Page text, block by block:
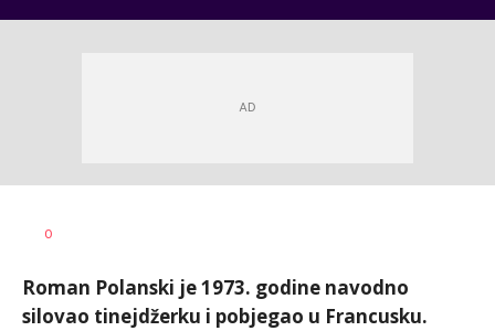
AUTOR
0
Roman Polanski je 1973. godine navodno
silovao tinejdžerku i pobjegao u Francusku.